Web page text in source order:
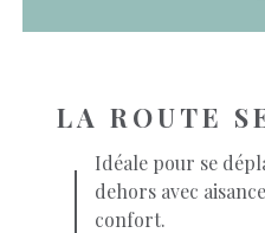
LA ROUTE
Idéale pour se
dehors avec
confort.